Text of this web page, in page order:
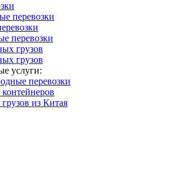
перевозки
перевозки
грузов
грузов
услуги:
перевозки
из Китая